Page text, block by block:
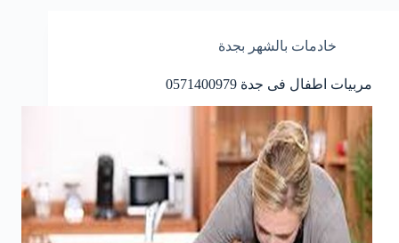
خادمات بالشهر بجدة
مربيات اطفال فى جدة 0571400979